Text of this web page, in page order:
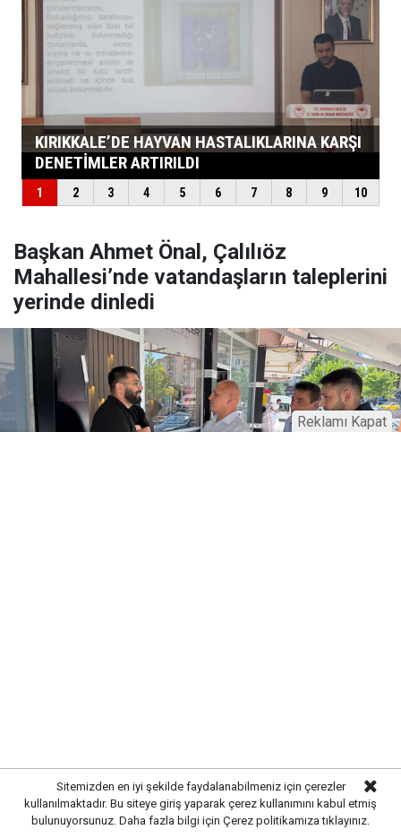
Başkan Ahmet Önal, Çalılıöz
Mahallesi’nde vatandaşların taleplerini
yerinde dinledi
belediyecilik anlayışıyla çalışmaların süreceğini
vurguladı.Sitemizden en iyi şekilde faydalanabilmeniz için çerezler
kullanılmaktadır. Bu siteye giriş yaparak çerez kullanımını kabul etmiş
bulunuyorsunuz. Daha fazla bilgi için Çerez politikamıza tıklayınız.
Reklamı Kapat